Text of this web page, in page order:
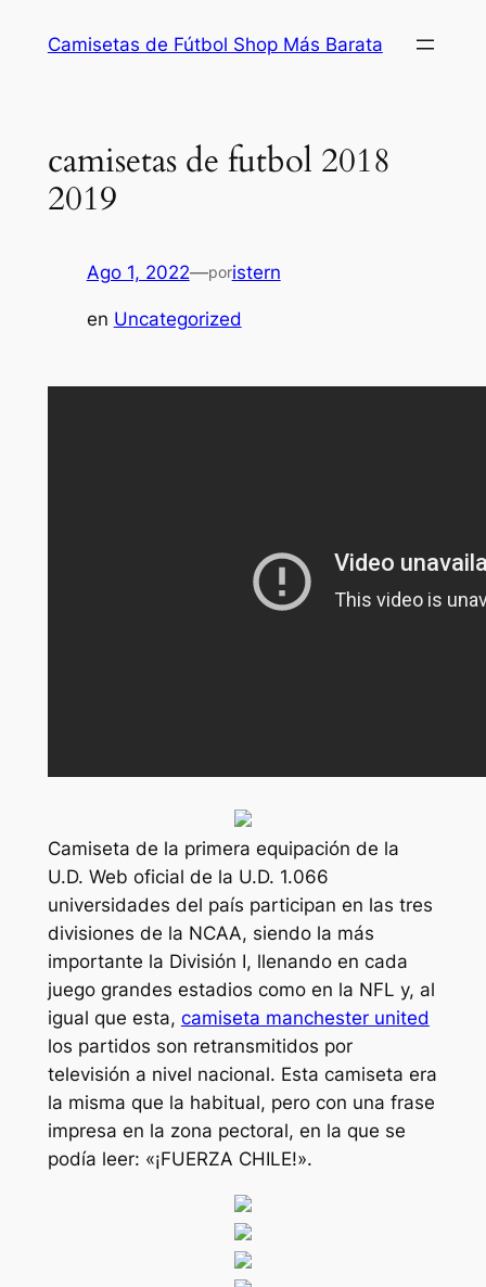
Camisetas de Fútbol Shop Más Barata
camisetas de futbol 2018
2019
Ago 1, 2022—poristern
en Uncategorized
Camiseta de la primera equipación de la
U.D. Web oficial de la U.D. 1.066
universidades del país participan en las tres
divisiones de la NCAA, siendo la más
importante la División I, llenando en cada
juego grandes estadios como en la NFL y, al
igual que esta, camiseta manchester united
los partidos son retransmitidos por
televisión a nivel nacional. Esta camiseta era
la misma que la habitual, pero con una frase
impresa en la zona pectoral, en la que se
podía leer: «¡FUERZA CHILE!».